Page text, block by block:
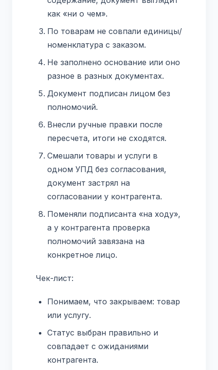
как «ни о чем».
По товарам не совпали единицы/
номенклатура с заказом.
Не заполнено основание или оно
разное в разных документах.
Документ подписан лицом без
полномочий.
Внесли ручные правки после
пересчета, итоги не сходятся.
Смешали товары и услуги в
одном УПД без согласования,
документ застрял на
согласовании у контрагента.
Поменяли подписанта «на ходу»,
а у контрагента проверка
полномочий завязана на
конкретное лицо.
Чек-лист:
Понимаем, что закрываем: товар
или услугу.
Статус выбран правильно и
совпадает с ожиданиями
контрагента.